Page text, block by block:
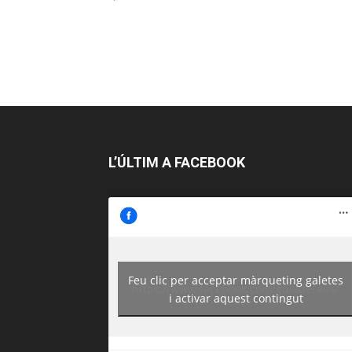
L’ÚLTIM A FACEBOOK
https://www.facebook.com/guiadereus/
Feu clic per acceptar màrqueting galetes
i activar aquest contingut